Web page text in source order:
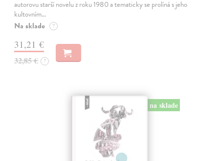
autorovu starší novelu z roku 1980 a tematicky se prolíná s jeho
kultovním…
Na sklade ?
31,21 €
32,85 € ?
na sklade